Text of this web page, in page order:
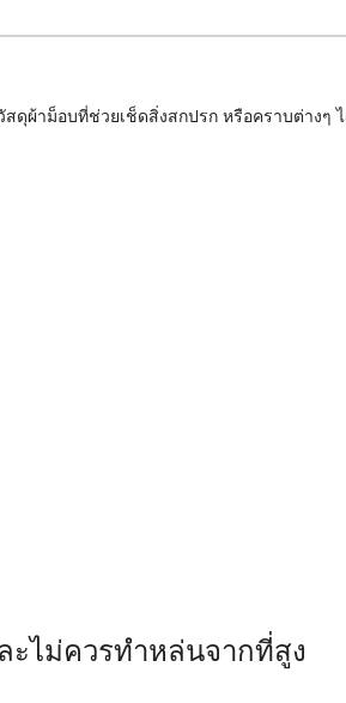
ดุผ้าม็อบที่ช่วยเช็ดสิ่งสกปรก หรือคราบต่างๆ
ะไม่ควรทำหล่นจากที่สูง